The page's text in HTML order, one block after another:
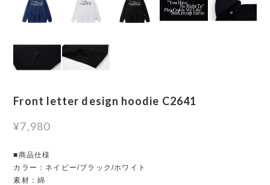
Front letter design hoodie C2641
¥7,980
■商品仕様
カラー：ネイビー/ブラック/ホワイト
素材：綿